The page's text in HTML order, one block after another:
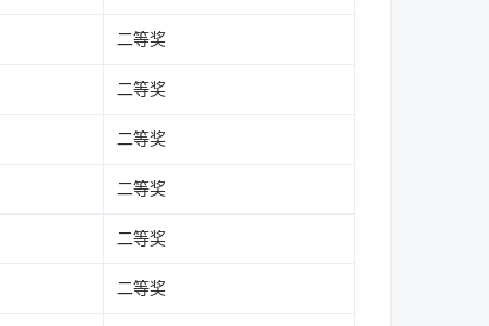
二等奖
二等奖
二等奖
二等奖
二等奖
二等奖